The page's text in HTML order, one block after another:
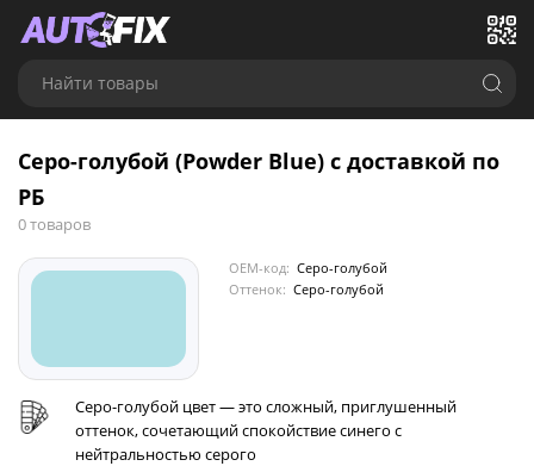
Найти товары
Серо-голубой (Powder Blue) с доставкой по
РБ
0 товаров
OEM-код: Серо-голубой
Оттенок: Серо-голубой
Серо-голубой цвет — это сложный, приглушенный
оттенок, сочетающий спокойствие синего с
нейтральностью серого